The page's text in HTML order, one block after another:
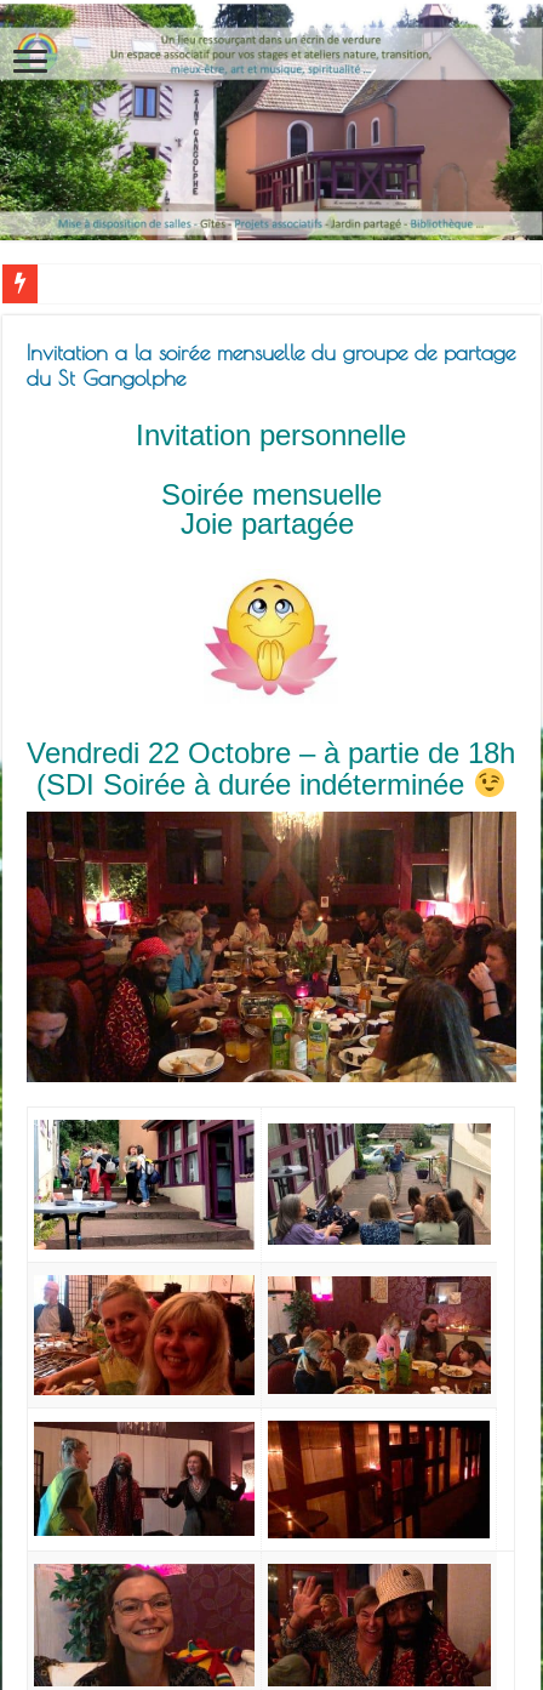
Invitation a la soirée mensuelle du groupe de partage
du St Gangolphe
Invitation personnelle
Soirée mensuelle
Joie partagée
Vendredi 22 Octobre – à partie de 18h
(SDI Soirée à durée indéterminée